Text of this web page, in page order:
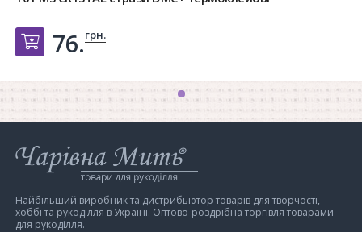
Добавить в корзину
76.грн.
Інтернет-
магазин
Мить
Найбільший виробник та дистрибьютор товарів для творчості,
хоббі та рукоділля в Україні. Оптово-роздрібна торгівля товарами
для рукоділля.